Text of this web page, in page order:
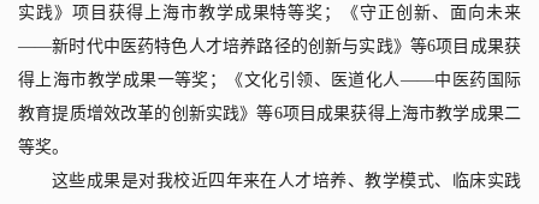
实践》项目获得上海市教学成果特等奖；《守正创新、面向未来
——新时代中医药特色人才培养路径的创新与实践》等6项目成果获
得上海市教学成果一等奖；《文化引领、医道化人——中医药国际
教育提质增效改革的创新实践》等6项目成果获得上海市教学成果二
等奖。
这些成果是对我校近四年来在人才培养、教学模式、临床实践